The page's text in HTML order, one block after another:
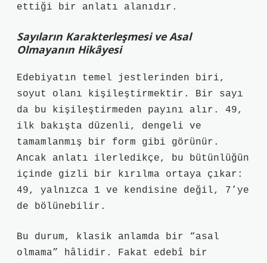
ettiği bir anlatı alanıdır.
Sayıların Karakterleşmesi ve Asal
Olmayanın Hikâyesi
Edebiyatın temel jestlerinden biri,
soyut olanı kişileştirmektir. Bir sayı
da bu kişileştirmeden payını alır. 49,
ilk bakışta düzenli, dengeli ve
tamamlanmış bir form gibi görünür.
Ancak anlatı ilerledikçe, bu bütünlüğün
içinde gizli bir kırılma ortaya çıkar:
49, yalnızca 1 ve kendisine değil, 7’ye
de bölünebilir.
Bu durum, klasik anlamda bir “asal
olmama” hâlidir. Fakat edebî bir